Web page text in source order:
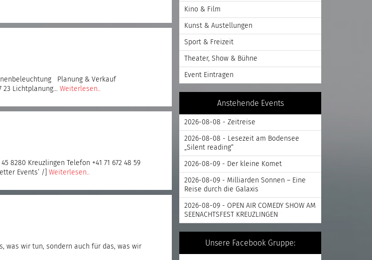
Planung & Verkauf
23 Lichtplanung… Weiterlesen..
8280 Kreuzlingen Telefon +41 71 672 48 59
Events‘ /] Weiterlesen..
was wir tun, sondern auch für das, was wir
Kino & Film
Kunst & Austellungen
Sport & Freizeit
Theater, Show & Bühne
Event Eintragen
Anstehende Events
2026-08-08 - Zeitreise
2026-08-08 - Lesezeit am Bodensee
„Silent reading“
2026-08-09 - Der kleine Komet
2026-08-09 - Milliarden Sonnen – Eine
Reise durch die Galaxis
2026-08-09 - OPEN AIR COMEDY SHOW AM
SEENACHTSFEST KREUZLINGEN
Unsere Facebook Gruppe: